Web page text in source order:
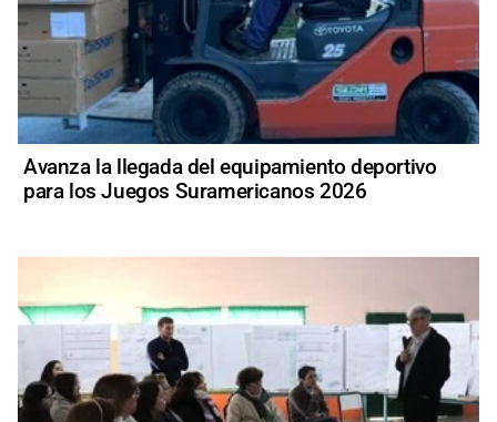
Avanza la llegada del equipamiento deportivo
para los Juegos Suramericanos 2026